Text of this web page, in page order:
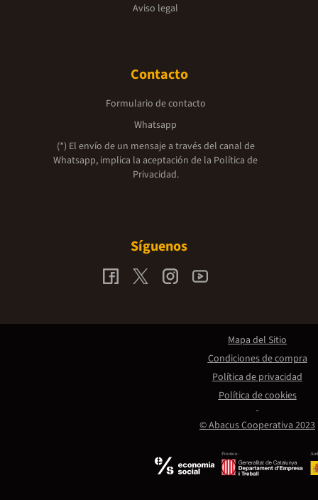
Aviso legal
Contacto
Formulario de contacto
Whatsapp
(*) El envío de un mensaje a través del canal de
Whatsapp, implica la aceptación de la Política de
Privacidad.
Síguenos
Promou:
© Abacus Cooperativa 2023
Mapa del Sitio
Condiciones de compra
Política de privacidad
Política de cookies